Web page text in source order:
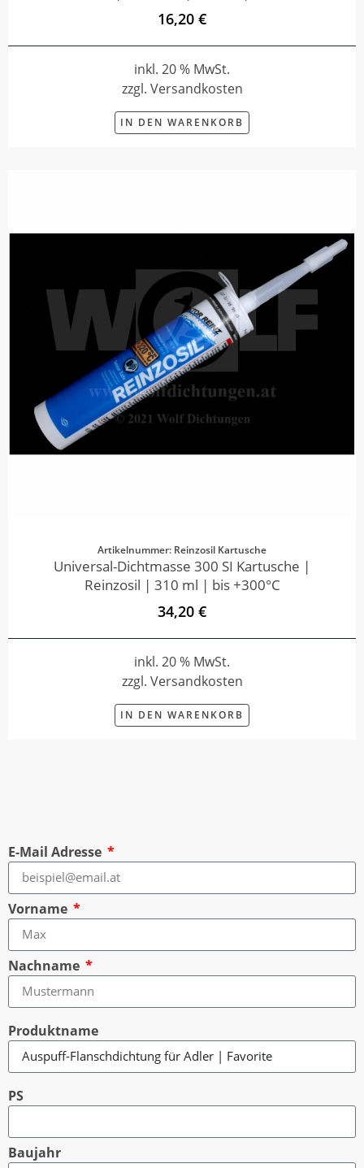
16,20 €
inkl. 20 % MwSt.
zzgl. Versandkosten
IN DEN WARENKORB
Artikelnummer: Reinzosil Kartusche
Universal-Dichtmasse 300 SI Kartusche |
Reinzosil | 310 ml | bis +300°C
34,20 €
inkl. 20 % MwSt.
zzgl. Versandkosten
IN DEN WARENKORB
E-Mail Adresse
Vorname
Nachname
Produktname
PS
Baujahr